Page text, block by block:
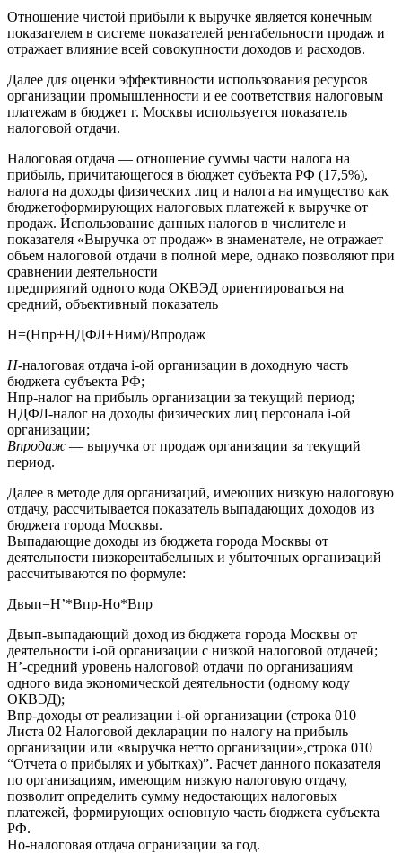
Отношение чистой прибыли к выручке является конечным
показателем в системе показателей рентабельности продаж и
отражает влияние всей совокупности доходов и расходов.
Далее для оценки эффективности использования ресурсов
организации промышленности и ее соответствия налоговым
платежам в бюджет г. Москвы используется показатель
налоговой отдачи.
Налоговая отдача — отношение суммы части налога на
прибыль, причитающегося в бюджет субъекта РФ (17,5%),
налога на доходы физических лиц и налога на имущество как
бюджетоформирующих налоговых платежей к выручке от
продаж. Использование данных налогов в числителе и
показателя «Выручка от продаж» в знаменателе, не отражает
объем налоговой отдачи в полной мере, однако позволяют при
сравнении деятельности
предприятий одного кода ОКВЭД ориентироваться на
средний, объективный показатель
Н=(Нпр+НДФЛ+Ним)/Впродаж
Н-налоговая отдача i-ой организации в доходную часть
бюджета субъекта РФ;
Нпр-налог на прибыль организации за текущий период;
НДФЛ-налог на доходы физических лиц персонала i-ой
организации;
Впродаж — выручка от продаж организации за текущий
период.
Далее в методе для организаций, имеющих низкую налоговую
отдачу, рассчитывается показатель выпадающих доходов из
бюджета города Москвы.
Выпадающие доходы из бюджета города Москвы от
деятельности низкорентабельных и убыточных организаций
рассчитываются по формуле:
Двып=Н’*Впр-Но*Впр
Двып-выпадающий доход из бюджета города Москвы от
деятельности i-ой организации с низкой налоговой отдачей;
Н’-средний уровень налоговой отдачи по организациям
одного вида экономической деятельности (одному коду
ОКВЭД);
Впр-доходы от реализации i-ой организации (строка 010
Листа 02 Налоговой декларации по налогу на прибыль
организации или «выручка нетто организации»,строка 010
“Отчета о прибылях и убытках)”. Расчет данного показателя
по организациям, имеющим низкую налоговую отдачу,
позволит определить сумму недостающих налоговых
платежей, формирующих основную часть бюджета субъекта
РФ.
Но-налоговая отдача огранизации за год.